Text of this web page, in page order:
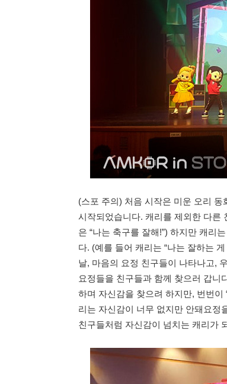
(스포 주의) 처음 시작은 미운 오리 동
시작되었습니다. 캐리를 제외한 다른
은 “나는 축구를 잘해!”) 하지만 캐리
다. (예를 들어 캐리는 “나는 잘하는
날, 마음의 요정 친구들이 나타나고,
요정들을 친구들과 함께 찾으러 갑니
하며 자신감을 찾으려 하지만, 번번이
리는 자신감이 너무 없지만 안돼요정
친구들처럼 자신감이 넘치는 캐리가